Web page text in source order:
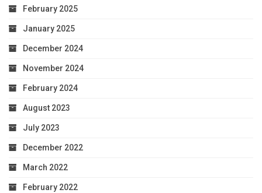
February 2025
January 2025
December 2024
November 2024
February 2024
August 2023
July 2023
December 2022
March 2022
February 2022